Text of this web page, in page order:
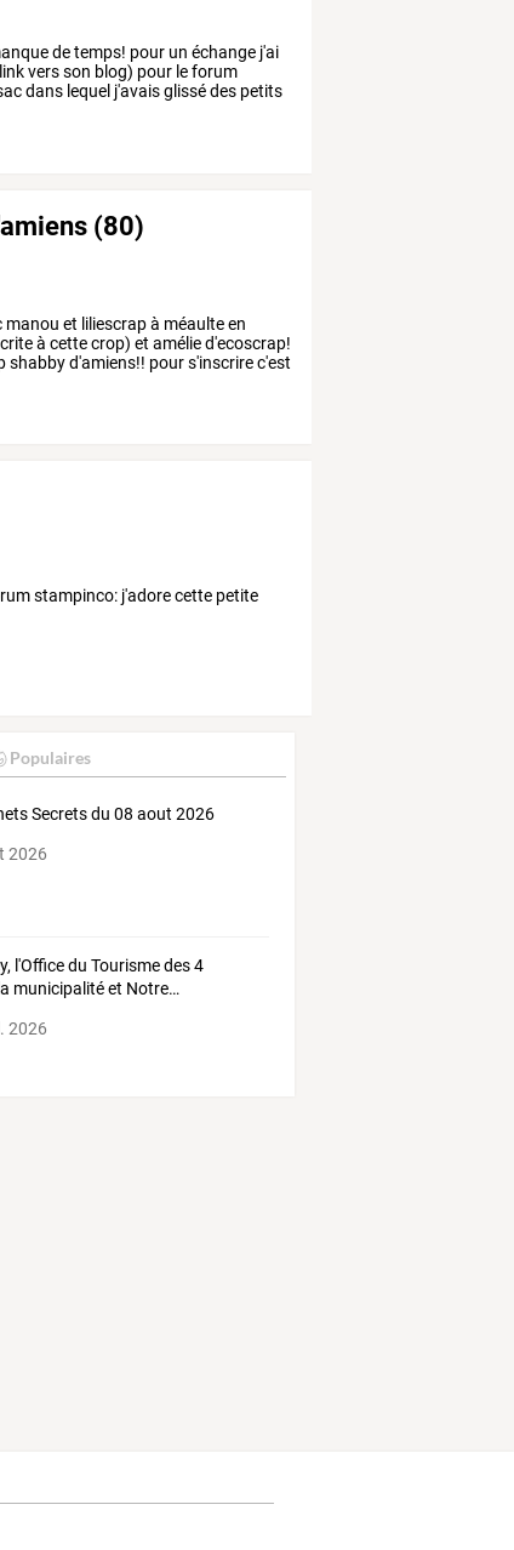
detemps! pour un échange j'ai
versson blog) pour leforum
dans lequel j'avaisglissédes petits
(80)
manou et liliescrapà méaulteen
à cettecrop) et amélied'ecoscrap!
shabbyd'amiens!! pours'inscrirec'est
stampinco: j'adore cette petite
Populaires
Secrets du 08 aout 2026
2026
l'Officedu Tourismedes4
la municipalitéet Notre…
2026